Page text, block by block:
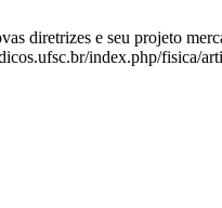
diretrizes e seu projeto
index.php/fisica/